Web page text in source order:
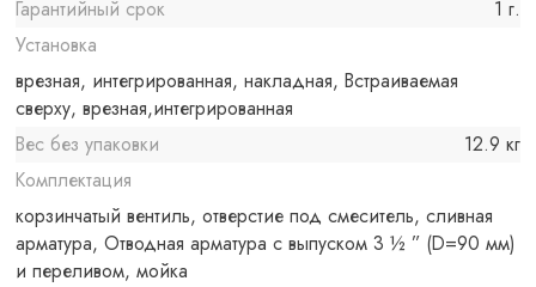
Гарантийный срок
1 г.
Установка
врезная, интегрированная, накладная, Встраиваемая
сверху, врезная,интегрированная
Вес без упаковки
12.9 кг
Комплектация
корзинчатый вентиль, отверстие под смеситель, сливная
арматура, Отводная арматура с выпуском 3 ½ ” (D=90 мм)
и переливом, мойка